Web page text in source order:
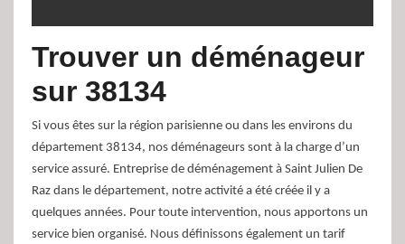
Trouver un déménageur
sur 38134
Si vous êtes sur la région parisienne ou dans les environs du
département 38134, nos déménageurs sont à la charge d’un
service assuré. Entreprise de déménagement à Saint Julien De
Raz dans le département, notre activité a été créée il y a
quelques années. Pour toute intervention, nous apportons un
service bien organisé. Nous définissons également un tarif